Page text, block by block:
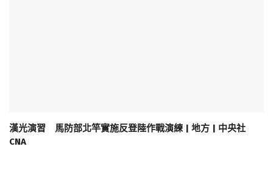
漢光演習 馬防部北竿實施反登陸作戰演練 | 地方 | 中央社
CNA